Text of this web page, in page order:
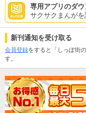
専用アプリのダウ
サクサクまんがを
新刊通知を受け取る
会員登録をすると「しっぽ街
す。